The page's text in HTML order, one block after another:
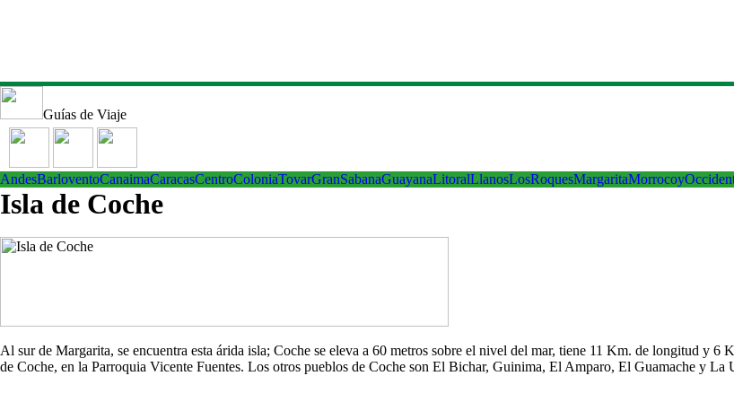
Guías de Viaje
AndesBarloventoCanaimaCaracasCentroColoniaTovarGranSabanaGuayanaLitoralLlanosLosRoquesMargaritaMorrocoy
Isla de Coche
Al sur de Margarita, se encuentra esta árida isla; Coche se eleva a 60 metros sobre el nivel del mar, tiene 11 Km. de longitud y
de Coche, en la Parroquia Vicente Fuentes. Los otros pueblos de Coche son El Bichar, Guinima, El Amparo, El Guamache y La